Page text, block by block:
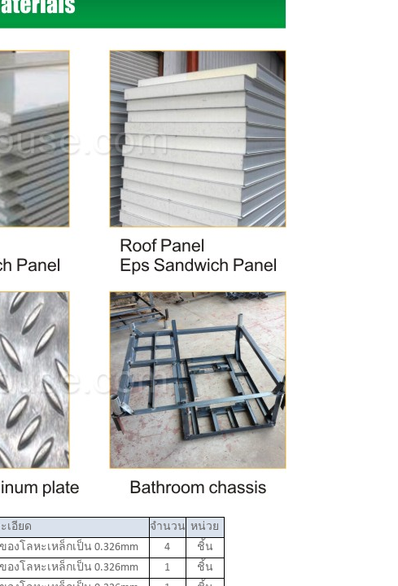
เอียด จำนวน หน่วย
งโลหะเหล็กเป็น 0.326mm 4
ชิ้น
งโลหะเหล็กเป็น 0.326mm 1
ชิ้น